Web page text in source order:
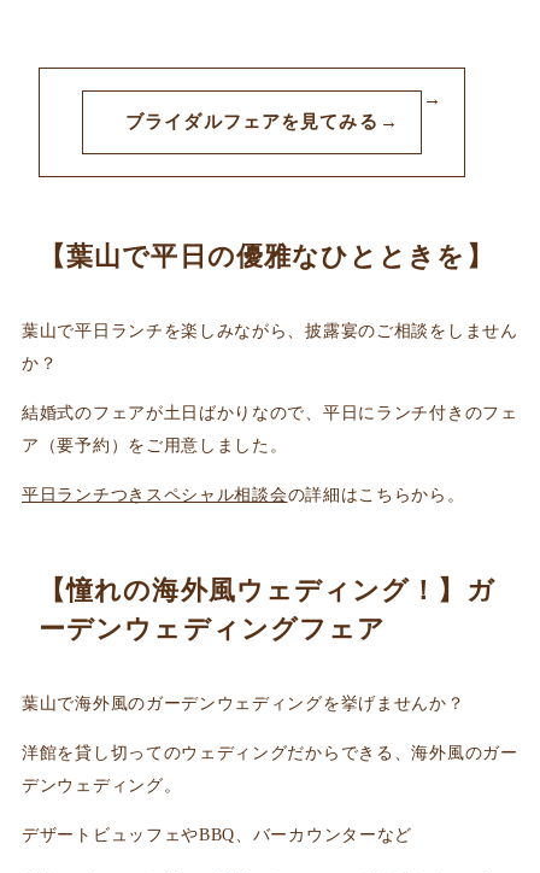
ブライダルフェアを見てみる
【葉山で平日の優雅なひとときを】
葉山で平日ランチを楽しみながら、披露宴のご相談をしません
か？
結婚式のフェアが土日ばかりなので、平日にランチ付きのフェ
ア（要予約）をご用意しました。
平日ランチつきスペシャル相談会の詳細はこちらから。
【憧れの海外風ウェディング！】ガ
ーデンウェディングフェア
葉山で海外風のガーデンウェディングを挙げませんか？
洋館を貸し切ってのウェディングだからできる、海外風のガー
デンウェディング。
デザートビュッフェやBBQ、バーカウンターなど